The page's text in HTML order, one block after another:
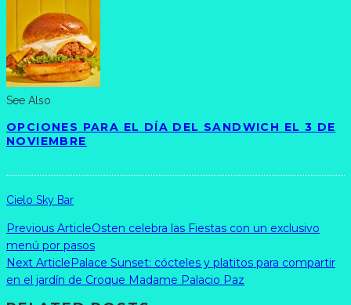
See Also
OPCIONES PARA EL DÍA DEL SANDWICH EL 3 DE
NOVIEMBRE
Cielo Sky Bar
Previous ArticleOsten celebra las Fiestas con un exclusivo
menú por pasos
Next Article Palace Sunset: cócteles y platitos para compartir
en el jardín de Croque Madame Palacio Paz